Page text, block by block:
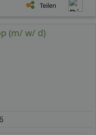
Teilen
(m/ w/ d)